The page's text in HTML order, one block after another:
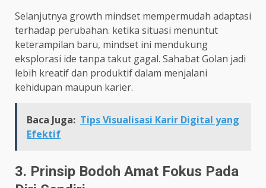
Selanjutnya growth mindset mempermudah adaptasi
terhadap perubahan. ketika situasi menuntut
keterampilan baru, mindset ini mendukung
eksplorasi ide tanpa takut gagal. Sahabat Golan jadi
lebih kreatif dan produktif dalam menjalani
kehidupan maupun karier.
Baca Juga: Tips Visualisasi Karir Digital yang
Efektif
3. Prinsip Bodoh Amat Fokus Pada